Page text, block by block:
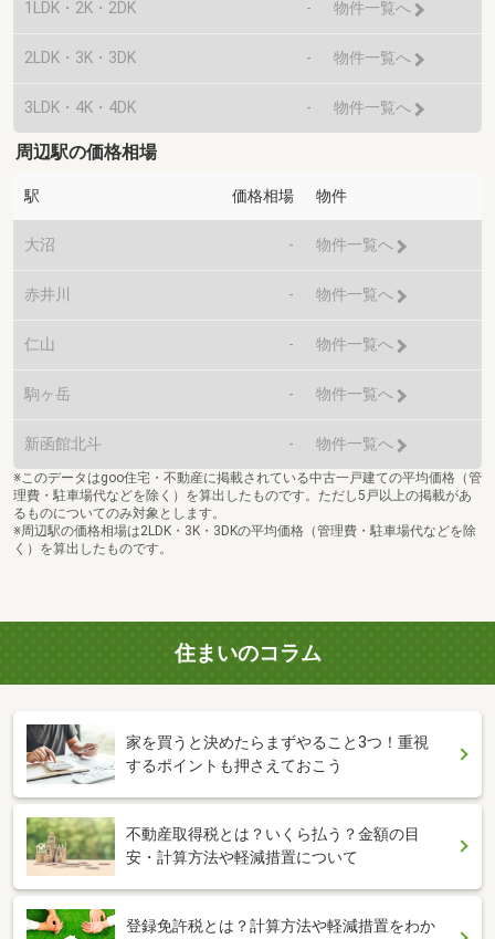
1LDK・2K・2DK - 物件一覧へ
2LDK・3K・3DK - 物件一覧へ
3LDK・4K・4DK - 物件一覧へ
周辺駅の価格相場
駅 価格相場 物件
大沼 - 物件一覧へ
赤井川 - 物件一覧へ
仁山 - 物件一覧へ
駒ヶ岳 - 物件一覧へ
新函館北斗 - 物件一覧へ
※このデータはgoo住宅・不動産に掲載されている中古一戸建ての平均価格（管
理費・駐車場代などを除く）を算出したものです。ただし5戸以上の掲載があ
るものについてのみ対象とします。
※周辺駅の価格相場は2LDK・3K・3DKの平均価格（管理費・駐車場代などを除
く）を算出したものです。
住まいのコラム
家を買うと決めたらまずやること3つ！重視
するポイントも押さえておこう
不動産取得税とは？いくら払う？金額の目
安・計算方法や軽減措置について
登録免許税とは？計算方法や軽減措置をわか